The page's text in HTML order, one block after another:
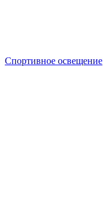
Спортивное освещение